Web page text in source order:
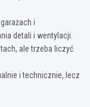
i
detali i wentylacji.
ale trzeba liczyć
i technicznie, lecz